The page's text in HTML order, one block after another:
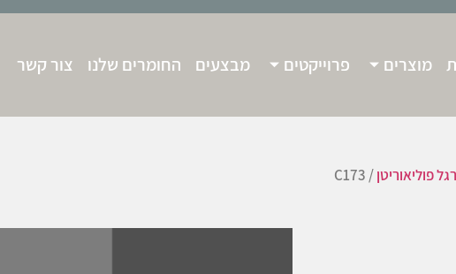
מוצרים פרוייקטים מבצעים החומרים שלנו צור קשר
פוליאוריטן/ C173